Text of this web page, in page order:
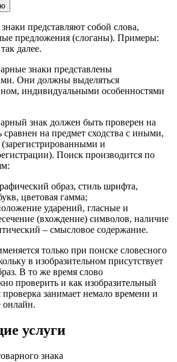
представляют собой слова,
предложения (слоганы). Примеры:
далее.
знаки представлены
Они должны выделяться
индивидуальными особенностями
знак должен быть проверен на
сравнен на предмет сходства с иными,
и
Поиск производится по
образ, стиль шрифта,
цветовая гамма;
ударений, гласные и
(вхождение) символов, наличие
– смысловое содержание.
только при поиске словесного
в изобразительном присутствует
В то же время слово
проверить и как изобразительный
занимает немало времени и
онлайн.
услуги
знака